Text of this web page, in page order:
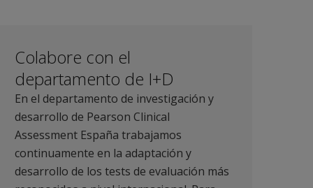
Colabore con el
departamento de I+D
En el departamento de investigación y
desarrollo de Pearson Clinical
Assessment España trabajamos
continuamente en la adaptación y
desarrollo de los tests de evaluación más